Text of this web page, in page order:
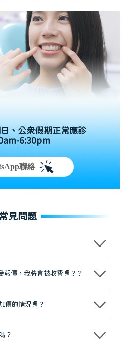
、公眾假期正常應診
6:30pm
聯絡
見問題
學校訓，各分院匯聚來自香港、內地的
牌」，是諾貝爾種植系統全球放心植牙中
區的顧客，受到粵港澳大灣區及周邊城
薦 珠海、深圳設有八大分院，香港亦設
問題都可以隨時預約免費咨詢，讓人十
報價，我將會被收費嗎？？
，你不會被收取任何費用。
價的情況嗎？
療方案及對應的價錢，顧客同意並簽字
？